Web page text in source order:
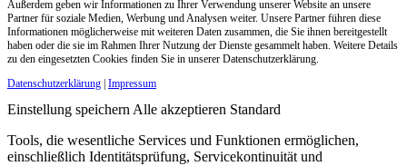
Außerdem geben wir Informationen zu Ihrer Verwendung unserer Website an unsere
Partner für soziale Medien, Werbung und Analysen weiter. Unsere Partner führen diese
Informationen möglicherweise mit weiteren Daten zusammen, die Sie ihnen bereitgestellt
haben oder die sie im Rahmen Ihrer Nutzung der Dienste gesammelt haben. Weitere Details
zu den eingesetzten Cookies finden Sie in unserer Datenschutzerklärung.
Datenschutzerklärung Impressum
Einstellung speichern Alle akzeptieren Standard
Tools, die wesentliche Services und Funktionen ermöglichen,
einschließlich Identitätsprüfung, Servicekontinuität und